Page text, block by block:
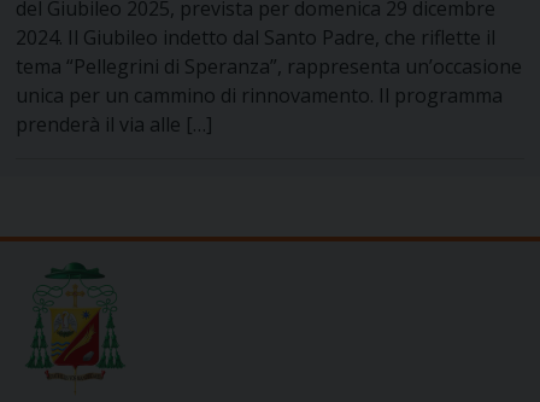
del Giubileo 2025, prevista per domenica 29 dicembre
2024. Il Giubileo indetto dal Santo Padre, che riflette il
tema “Pellegrini di Speranza”, rappresenta un’occasione
unica per un cammino di rinnovamento. Il programma
prenderà il via alle […]